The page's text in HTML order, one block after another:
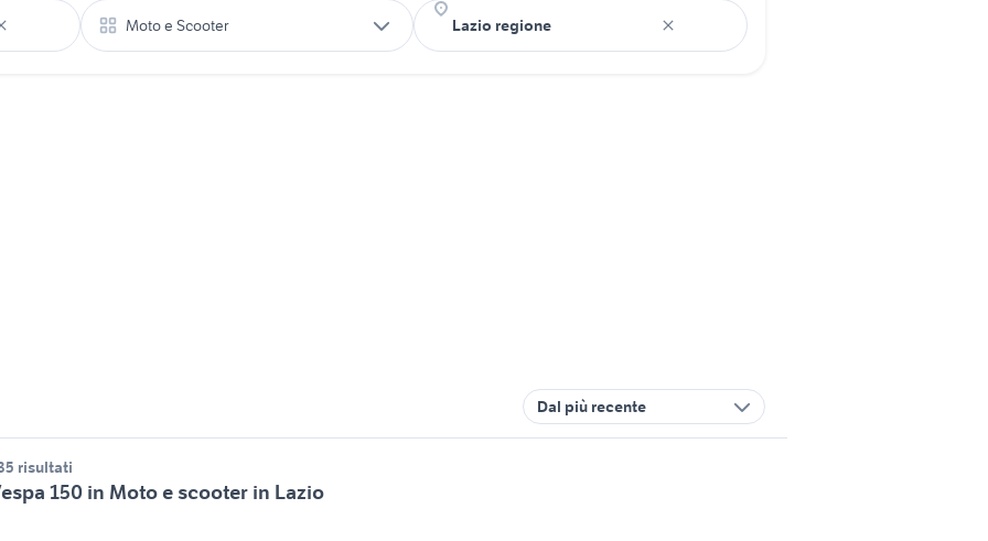
Moto e Scooter
Dal più recente
risultati
150 in Moto e scooter in Lazio